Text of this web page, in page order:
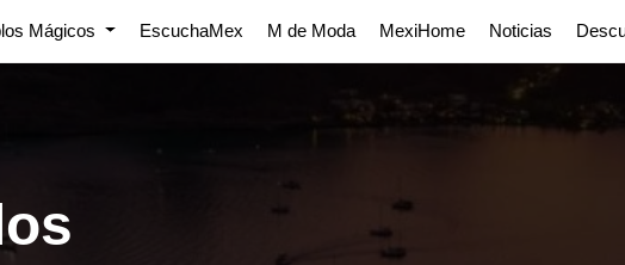
Mágicos EscuchaMex M de Moda MexiHome Noticias